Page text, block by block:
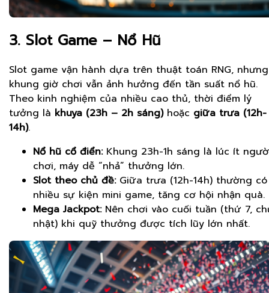
3. Slot Game – Nổ Hũ
Slot game vận hành dựa trên thuật toán RNG, nhưng
khung giờ chơi vẫn ảnh hưởng đến tần suất nổ hũ.
Theo kinh nghiệm của nhiều cao thủ, thời điểm lý
tưởng là khuya (23h – 2h sáng)hoặc giữa trưa (12h-
14h).
Nổ hũ cổ điển:Khung 23h-1h sáng là lúc ít
chơi, máy dễ “nhả” thưởng lớn.
Slot theo chủ đề:Giữa trưa (12h-14h) thường có
nhiều sự kiện mini game, tăng cơ hội nhận quà.
Mega Jackpot:Nên chơi vào cuối tuần (thứ 7,
nhật) khi quỹ thưởng được tích lũy lớn nhất.